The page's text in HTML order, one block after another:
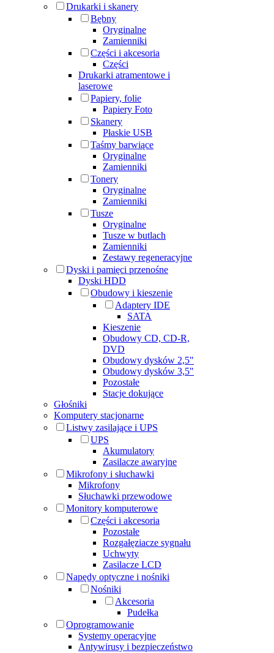
Drukarki i skanery
Bębny
Oryginalne
Zamienniki
Części i akcesoria
Części
Drukarki atramentowe i
laserowe
Papiery, folie
Papiery Foto
Skanery
Płaskie USB
Taśmy barwiące
Oryginalne
Zamienniki
Tonery
Oryginalne
Zamienniki
Tusze
Oryginalne
Tusze w butlach
Zamienniki
Zestawy regeneracyjne
Dyski i pamięci przenośne
Dyski HDD
Obudowy i kieszenie
Adaptery IDE
SATA
Kieszenie
Obudowy CD, CD-R,
DVD
Obudowy dysków 2,5"
Obudowy dysków 3,5"
Pozostałe
Stacje dokujące
Głośniki
Komputery stacjonarne
Listwy zasilające i UPS
UPS
Akumulatory
Zasilacze awaryjne
Mikrofony i słuchawki
Mikrofony
Słuchawki przewodowe
Monitory komputerowe
Części i akcesoria
Pozostałe
Rozgałęziacze sygnału
Uchwyty
Zasilacze LCD
Napędy optyczne i nośniki
Nośniki
Akcesoria
Pudełka
Oprogramowanie
Systemy operacyjne
Antywirusy i bezpieczeństwo